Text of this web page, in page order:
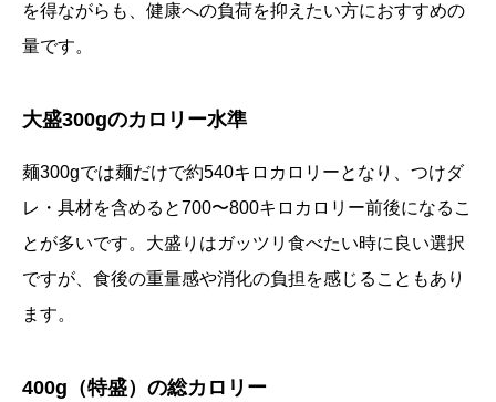
を得ながらも、健康への負荷を抑えたい方におすすめの
量です。
大盛300gのカロリー水準
麺300gでは麺だけで約540キロカロリーとなり、つけダ
レ・具材を含めると700〜800キロカロリー前後になるこ
とが多いです。大盛りはガッツリ食べたい時に良い選択
ですが、食後の重量感や消化の負担を感じることもあり
ます。
400g（特盛）の総カロリー